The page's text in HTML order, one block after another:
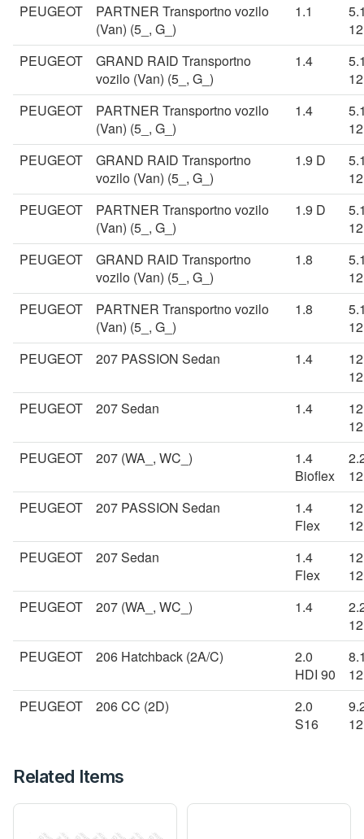
PEUGEOT
PARTNER Transportno vozilo
(Van) (5_, G_)
1.1
PEUGEOT
GRAND RAID Transportno
vozilo (Van) (5_, G_)
1.4
PEUGEOT
PARTNER Transportno vozilo
(Van) (5_, G_)
1.4
PEUGEOT
GRAND RAID Transportno
vozilo (Van) (5_, G_)
1.9 D
PEUGEOT
PARTNER Transportno vozilo
(Van) (5_, G_)
1.9 D
PEUGEOT
GRAND RAID Transportno
vozilo (Van) (5_, G_)
1.8
PEUGEOT
PARTNER Transportno vozilo
(Van) (5_, G_)
1.8
PEUGEOT
207 PASSION Sedan 1.4
PEUGEOT
207 Sedan 1.4
PEUGEOT
207 (WA_, WC_)
1.4
Bioflex
PEUGEOT
207 PASSION Sedan
1.4
Flex
PEUGEOT
207 Sedan
1.4
Flex
PEUGEOT
207 (WA_, WC_) 1.4
PEUGEOT
206 Hatchback (2A/C)
2.0
HDI 90
PEUGEOT
206 CC (2D)
2.0
S16
Related Items